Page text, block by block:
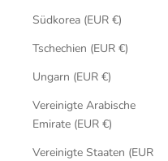
Südkorea (EUR €)
Tschechien (EUR €)
Ungarn (EUR €)
Vereinigte Arabische
Emirate (EUR €)
Vereinigte Staaten (EUR